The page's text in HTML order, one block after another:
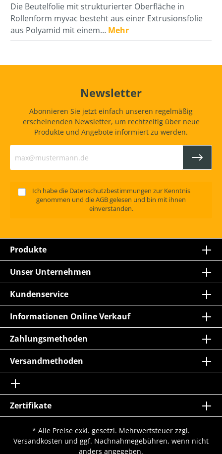
Die Beutelfolie mit strukturierter Oberfläche in
Rollenform myvac besteht aus einer Extrusionsfolie
aus Polyamid mit einem… Mehr
Newsletter
Abonnieren Sie jetzt einfach unseren regelmäßig
erscheinenden Newsletter, um rechtzeitig über neue
Produkte und Angebote informiert zu werden.
Ich habe die Datenschutzbestimmungen zur Kenntnis
genommen und dieAGBgelesen und bin mit ihnen
einverstanden.
Produkte
Unser Unternehmen
Kundenservice
Informationen Online Verkauf
Zahlungsmethoden
Versandmethoden
Zertifikate
* Alle Preise exkl. gesetzl. Mehrwertsteuer zzgl.
Versandkosten und ggf. Nachnahmegebühren, wenn nicht
anders angegeben.